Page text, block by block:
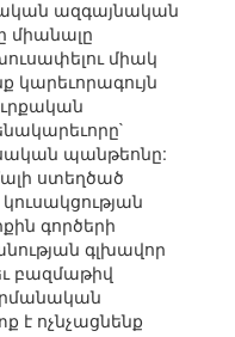
ազգայնական
միանալը
միակ
կարեւորագույն
պանթեոնը:
ստեղծած
գործերի
գլխավոր
բազմաթիվ
է ոչնչացնենք